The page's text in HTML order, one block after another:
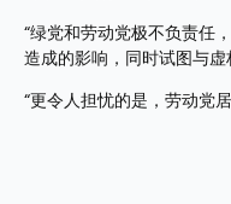
“绿党和劳动党极不负责任
造成的影响，同时试图与虚
“更令人担忧的是，劳动党